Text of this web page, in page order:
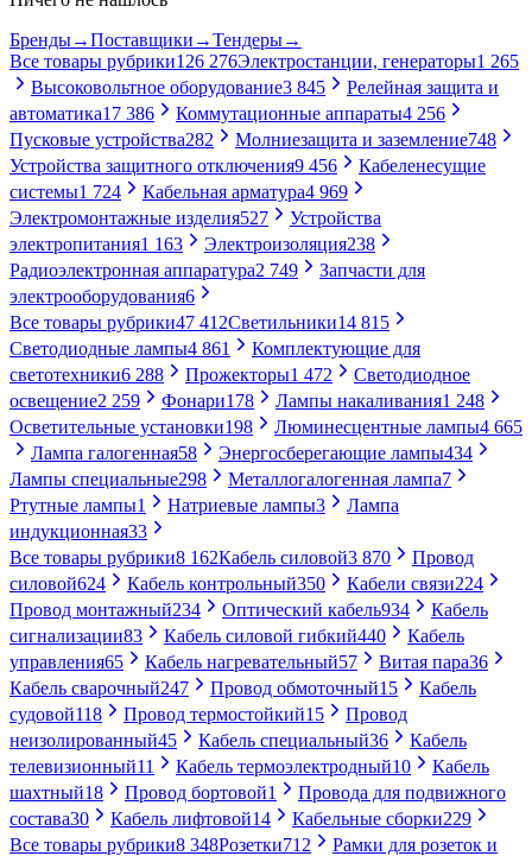
Бренды→Поставщики →Тендеры→
Все товары рубрики126 276Электростанции, генераторы1 265
Высоковольтное оборудование3 845
Релейная защита и
автоматика17 386 Коммутационные аппараты4 256
Пусковые устройства282 Молниезащита и заземление748
Устройства защитного отключения9 456
Кабеленесущие
системы1 724 Кабельная арматура4 969
Электромонтажные изделия527
Устройства
электропитания1 163 Электроизоляция238
Радиоэлектронная аппаратура2 749
Запчасти для
электрооборудования6
Все товары рубрики47 412Светильники14 815
Светодиодные лампы4 861
Комплектующие для
светотехники6 288 Прожекторы1 472
Светодиодное
освещение2 259 Фонари178 Лампы накаливания1 248
Осветительные установки198 Люминесцентные лампы4 665
Лампа галогенная58 Энергосберегающие лампы434
Лампы специальные298 Металлогалогенная лампа7
Ртутные лампы1 Натриевые лампы3
Лампа
индукционная33
Все товары рубрики8 162Кабель силовой3 870
Провод
силовой624 Кабель контрольный350 Кабели связи224
Провод монтажный234 Оптический кабель934
Кабель
сигнализации83 Кабель силовой гибкий440
Кабель
управления65 Кабель нагревательный57 Витая пара36
Кабель сварочный247 Провод обмоточный15
Кабель
судовой118 Провод термостойкий15
Провод
неизолированный45 Кабель специальный36
Кабель
телевизионный11 Кабель термоэлектродный10
Кабель
шахтный18 Провод бортовой1
Провода для подвижного
состава30 Кабель лифтовой14 Кабельные сборки229
Все товары рубрики8 348Розетки712
Рамки для розеток и